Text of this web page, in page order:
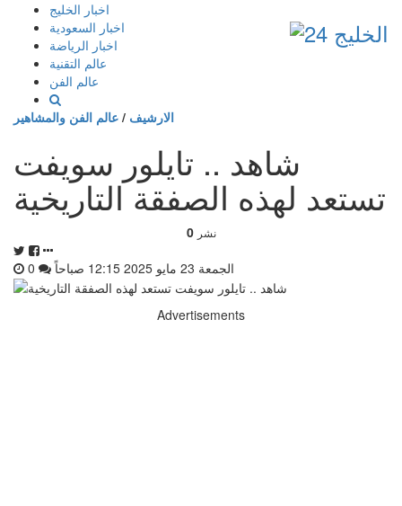
إذهب
المحتوى
اخبار الخليج
اخبار السعودية
اخبار الرياضة
عالم التقنية
عالم الفن
الارشيف / عالم الفن والمشاهير
شاهد .. تايلور سويفت
تستعد لهذه الصفقة التاريخية
0 نشر
الجمعة 23 مايو 2025 12:15 صباحاً
Advertisements